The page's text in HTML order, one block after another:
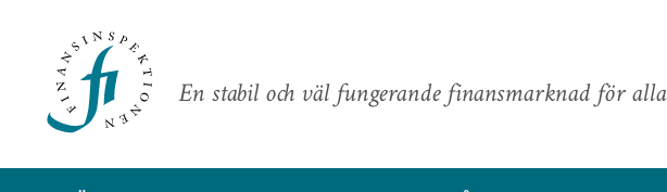
En stabil och väl fungerande finansmarknad för alla